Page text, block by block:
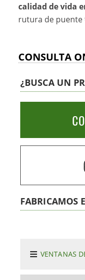
calidad de vida
rutura de puente
CONSULTA
¿BUSCA UN
FABRICAMOS
VENTANAS